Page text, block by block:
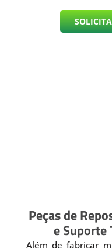
Peças de
e Suporte
Além de fabricar